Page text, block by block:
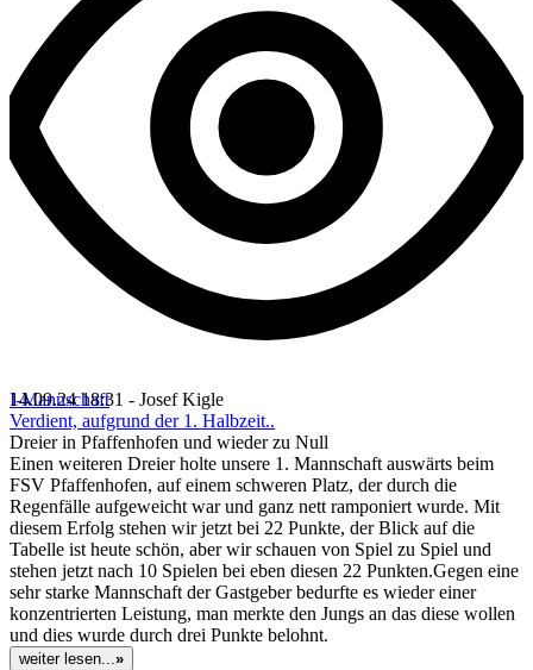
I-Mannschaft
14.09.24 18:31 - Josef Kigle
Verdient, aufgrund der 1. Halbzeit..
Dreier in Pfaffenhofen und wieder zu Null
Einen weiteren Dreier holte unsere 1. Mannschaft auswärts beim
FSV Pfaffenhofen, auf einem schweren Platz, der durch die
Regenfälle aufgeweicht war und ganz nett ramponiert wurde. Mit
diesem Erfolg stehen wir jetzt bei 22 Punkte, der Blick auf die
Tabelle ist heute schön, aber wir schauen von Spiel zu Spiel und
stehen jetzt nach 10 Spielen bei eben diesen 22 Punkten.Gegen eine
sehr starke Mannschaft der Gastgeber bedurfte es wieder einer
konzentrierten Leistung, man merkte den Jungs an das diese wollen
und dies wurde durch drei Punkte belohnt.
weiter lesen...»